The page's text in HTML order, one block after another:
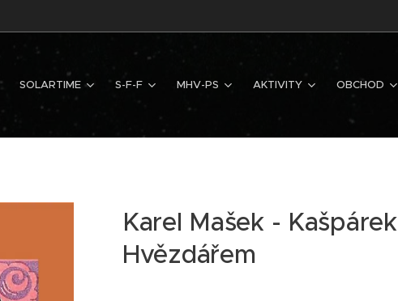
SOLARTIME S-F-F MHV-PS AKTIVITY OBCHOD
Karel Mašek - Kašpárek
Hvězdářem